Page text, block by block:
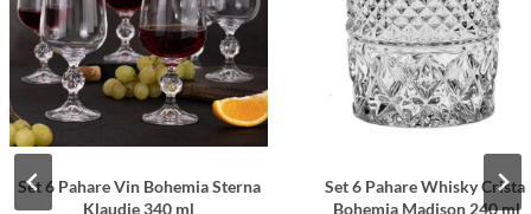
Set 6 Pahare Vin Bohemia Sterna
Klaudie 340 ml
Set 6 Pahare Whisky Cristal
Bohemia Madison 240 ml